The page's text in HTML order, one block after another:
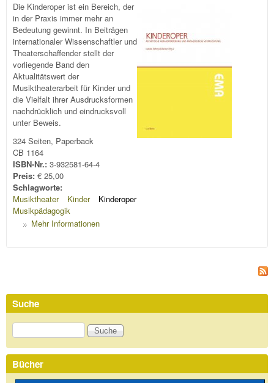
Die Kinderoper ist ein Bereich, der
in der Praxis immer mehr an
Bedeutung gewinnt. In Beiträgen
internationaler Wissenschaftler und
Theaterschaffender stellt der
vorliegende Band den
Aktualitätswert der
Musiktheaterarbeit für Kinder und
die Vielfalt ihrer Ausdrucksformen
nachdrücklich und eindrucksvoll
unter Beweis.
324 Seiten, Paperback
CB 1164
ISBN-Nr.: 3-932581-64-4
Preis: € 25,00
Schlagworte:
Musiktheater
Kinder
Kinderoper
Musikpädagogik
Mehr Informationen
Suche
Suche
Bücher